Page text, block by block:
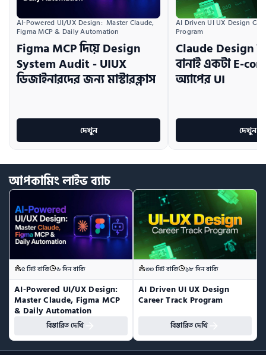
AI-Powered UI/UX Design:  Master Claude,
Figma MCP & Daily Automation
Figma MCP দিয়ে Design
System Audit - UIUX
ডিজাইনারদের জন্য মাস্টারক্লাস
দেখুন
AI Driven UI UX Design
Program
Claude Design
বানাই একটা E-
অ্যাপের UI
দেখুন
আপকামিংলাইভব্যাচ
৫ সিট বাকি ৬ দিন বাকি
AI-Powered UI/UX Design:
Master Claude, Figma MCP
& Daily Automation
বিস্তারিত দেখি
৩৩ সিট বাকি ১৮ দিন বাকি
AI Driven UI UX Design
Career Track Program
বিস্তারিত দেখি